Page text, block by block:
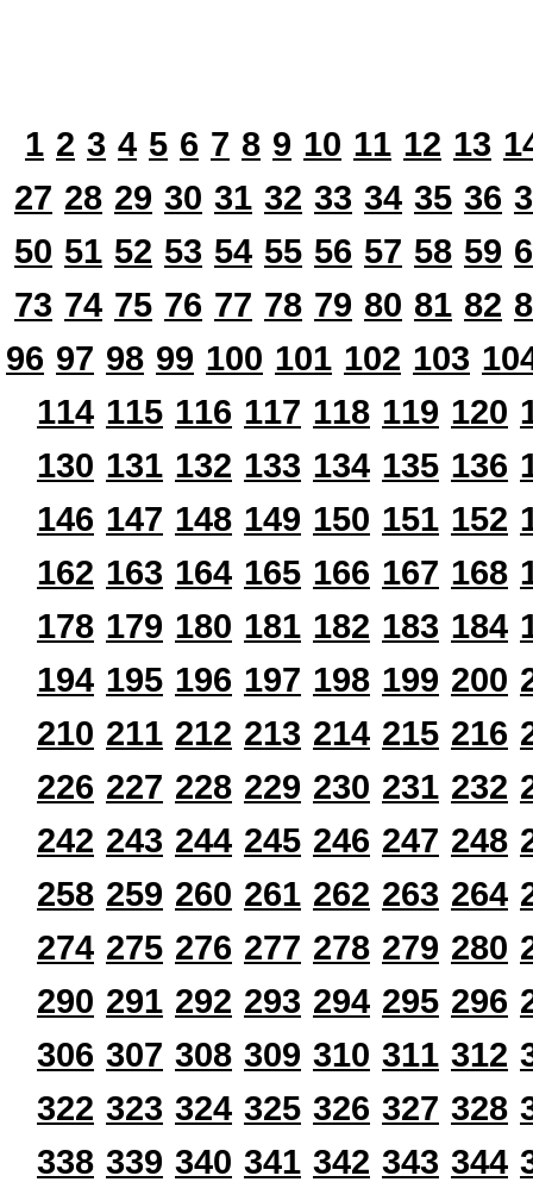
1 2 3 4 5 6 7 8 9 10 11 12 13
27 28 29 30 31 32 33 34 35 36
50 51 52 53 54 55 56 57 58 59
73 74 75 76 77 78 79 80 81 82
96 97 98 99 100 101 102 103
114 115 116 117 118 119 120
130 131 132 133 134 135 136
146 147 148 149 150 151 152
162 163 164 165 166 167 168
178 179 180 181 182 183 184
194 195 196 197 198 199 200
210 211 212 213 214 215 216
226 227 228 229 230 231 232
242 243 244 245 246 247 248
258 259 260 261 262 263 264
274 275 276 277 278 279 280
290 291 292 293 294 295 296
306 307 308 309 310 311 312
322 323 324 325 326 327 328
338 339 340 341 342 343 344